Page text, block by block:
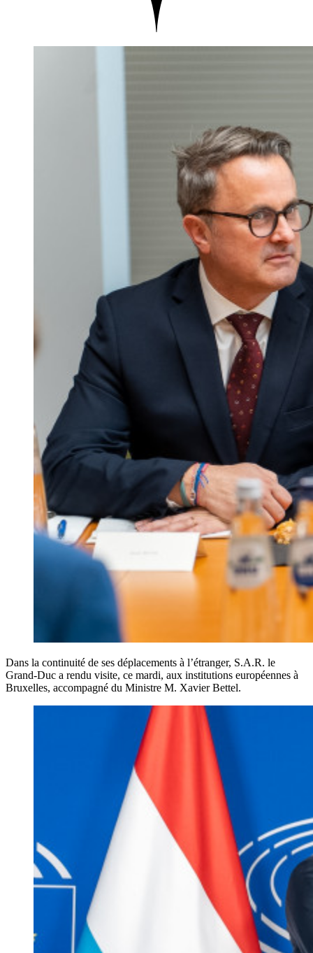
Dans la continuité de ses déplacements à l’étranger, S.A.R. le
Grand-Duc a rendu visite, ce mardi, aux institutions européennes à
Bruxelles, accompagné du Ministre M. Xavier Bettel.